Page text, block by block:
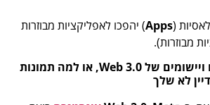
(
Apps) יהפכו לאפליקציות מבוזרות
דוגמאות לדפדפנים ויישומים של Web 3.0, או למה תמונות
לא שלך